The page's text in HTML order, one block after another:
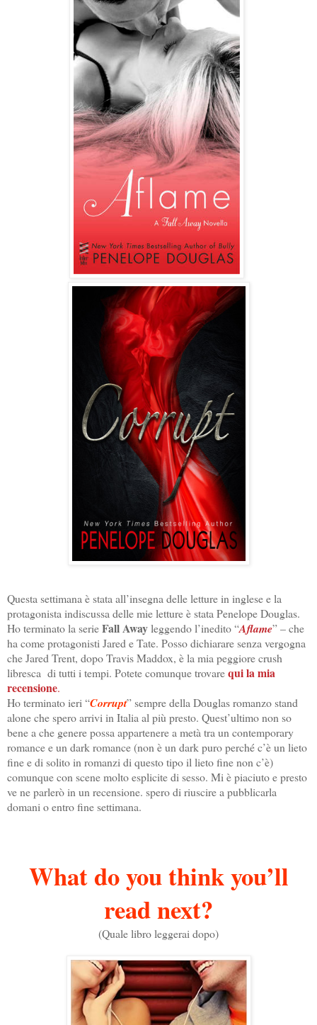
Questa settimana è stata all’insegna delle letture in inglese e la
protagonista indiscussa delle mie letture è stata Penelope Douglas.
Ho terminato la serieFall Awayleggendo l’inedito “Aflame” – che
ha come protagonisti Jared e Tate. Posso dichiarare senza vergogna
che Jared Trent, dopo Travis Maddox, è la mia peggiore crush
libresca di tutti i tempi. Potete comunque trovarequi la mia
recensione.
Ho terminato ieri “Corrupt” sempre della Douglas romanzo stand
alone che spero arrivi in Italia al più presto. Quest’ultimo non so
bene a che genere possa appartenere a metà tra un contemporary
romance e un dark romance (non è un dark puro perché c’è un lieto
fine e di solito in romanzi di questo tipo il lieto fine non c’è)
comunque con scene molto esplicite di sesso. Mi è piaciuto e presto
ve ne parlerò in un recensione. spero di riuscire a pubblicarla
domani o entro fine settimana.
What do you think you’ll
read next?
(Quale libro leggerai dopo)